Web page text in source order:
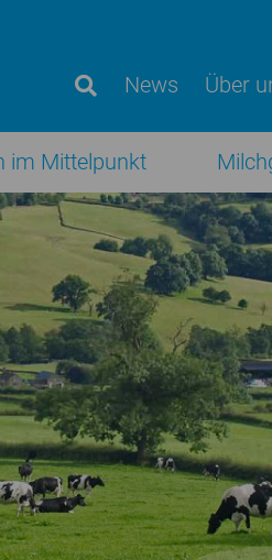
News Über
im Mittelpunkt